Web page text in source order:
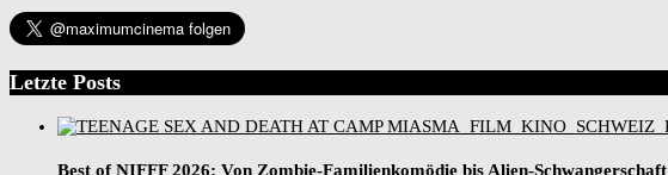
Letzte Posts
Best of NIFFF 2026: Von Zombie-Familienkomödie bis Alien-Schwangerschaft